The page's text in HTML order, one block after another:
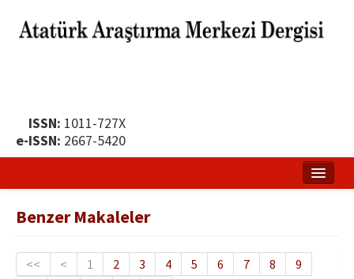
ISSN: 1011-727X
e-ISSN: 2667-5420
Yayın Politikası
Benzer Makaleler
<< < 1 2 3 4 5 6 7 8
9